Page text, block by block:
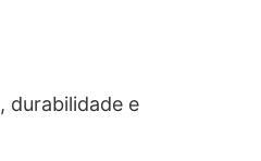
, durabilidade e